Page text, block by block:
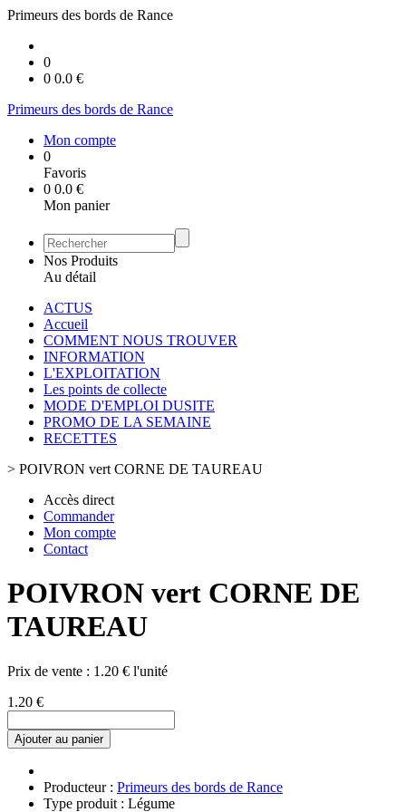
Primeurs des bords de Rance
0
0 0.0 €
Primeurs des bords de Rance
Mon compte
0
Favoris
0 0.0 €
Mon panier
Nos Produits
Au détail
ACTUS
Accueil
COMMENT NOUS TROUVER
INFORMATION
L'EXPLOITATION
Les points de collecte
MODE D'EMPLOI DUSITE
PROMO DE LA SEMAINE
RECETTES
> POIVRON vert CORNE DE TAUREAU
Accès direct
Commander
Mon compte
Contact
POIVRON vert CORNE DE
TAUREAU
Prix de vente : 1.20 € l'unité
1.20 €
Ajouter au panier
Producteur : Primeurs des bords de Rance
Type produit : Légume